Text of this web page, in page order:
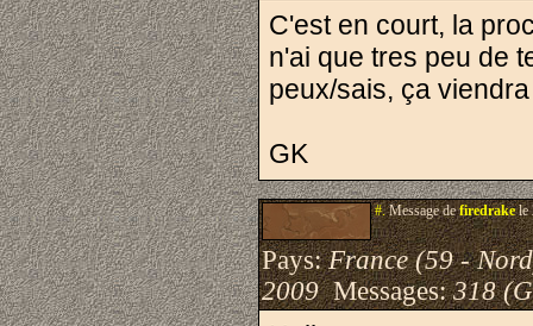
C'est en court, la
n'ai que tres peu de
peux/sais, ça
GK
#.Message defiredrakele
Pays:France (59 -
2009Messages:318